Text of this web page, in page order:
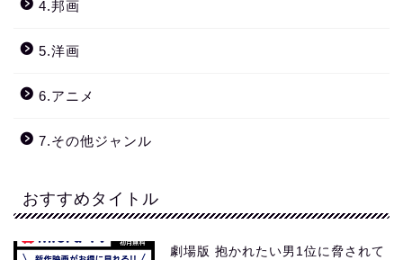
4.邦画
5.洋画
6.アニメ
7.その他ジャンル
おすすめタイトル
劇場版 抱かれたい男1位に脅されて